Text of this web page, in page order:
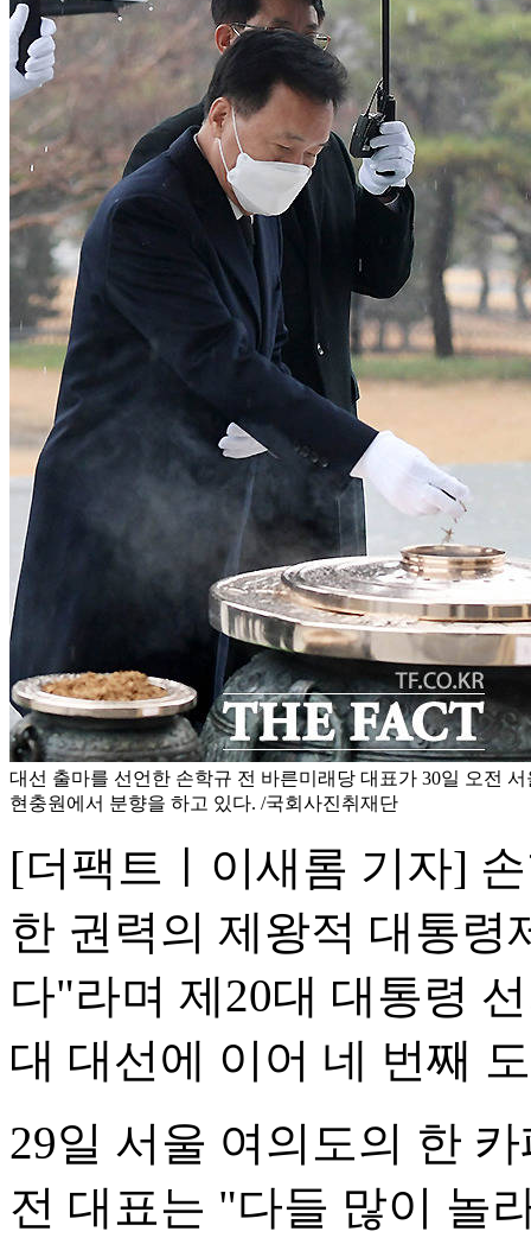
대선 출마를 선언한 손학규 전 바른미래당 대표가 30일 오전
현충원에서 분향을 하고 있다. /국회사진취재단
[더팩트ㅣ이새롬 기자]
한 권력의 제왕적 대통령
다"라며 제20대 대통령
대 대선에 이어 네 번째
29일 서울 여의도의 한
전 대표는 "다들 많이 놀